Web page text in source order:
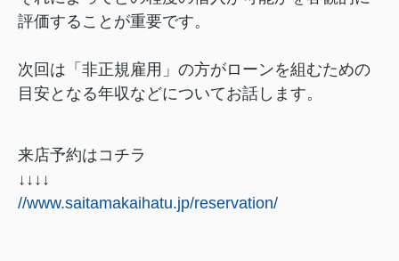
評価することが重要です。
次回は「非正規雇用」の方がローンを組むための
目安となる年収などについてお話します。
来店予約はコチラ
↓↓↓↓
//www.saitamakaihatu.jp/reservation/